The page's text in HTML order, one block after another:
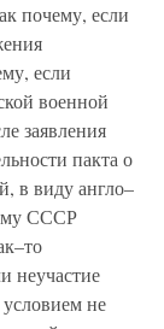
почему, если
если
военной
заявления
пакта о
в виду англо–
СССР
неучастие
не